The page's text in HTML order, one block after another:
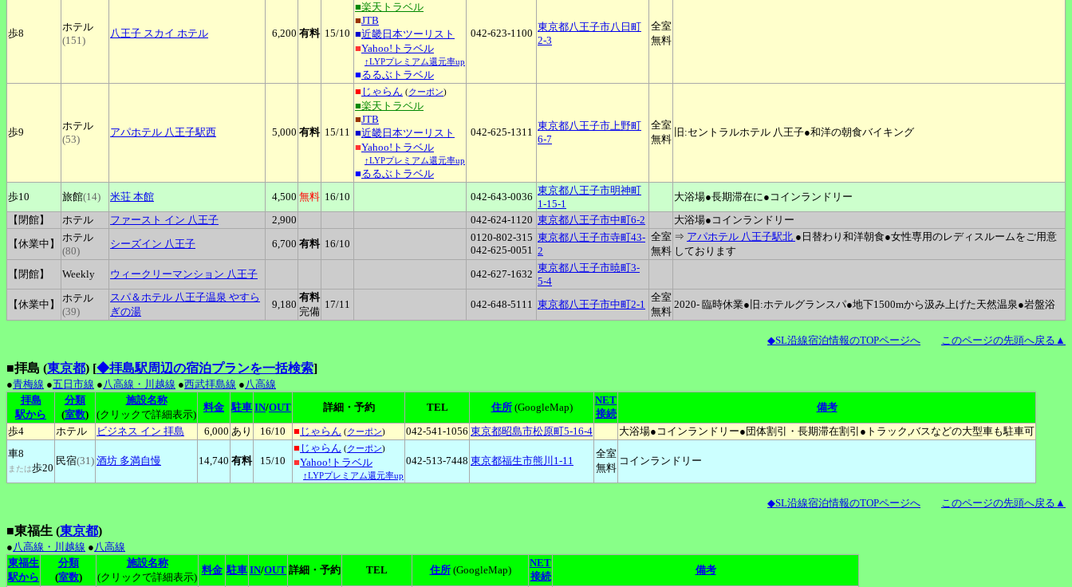
歩8
ホテル
(151)
八王子 スカイ ホテル 6,200 有料 15/10
■楽天トラベル
■JTB
■近畿日本ツーリスト
■Yahoo!トラベル
↑LYPプレミアム還元率up
■るるぶトラベル
042-623-1100
東京都八王子市八日町
2-3
全室
無料
歩9
ホテル
(53)
アパホテル 八王子駅西 5,000 有料 15/11
■ じゃらん (クーポン)
■楽天トラベル
■JTB
■近畿日本ツーリスト
■Yahoo!トラベル
↑LYPプレミアム還元率up
■るるぶトラベル
042-625-1311
東京都八王子市上野町
6-7
全室
無料
旧:セントラルホテル 八王子●和洋の朝食バイキング
歩10 旅館(14) 米荘 本館 4,500 無料 16/10 042-643-0036
東京都八王子市明神町
1-15-1
大浴場●長期滞在に●コインランドリー
【閉館】
ホテル ファースト イン 八王子 2,900 042-624-1120 東京都八王子市中町6-2
大浴場●コインランドリー
【休業中】
ホテル
(80)
シーズイン 八王子 6,700 有料 16/10
0120-802-315
042-625-0051
東京都八王子市寺町43-
2
全室
無料
⇒ アパホテル 八王子駅北 ●日替わり和洋朝食●女性専用のレディスルームをご用意
しております
【閉館】
Weekly ウィークリーマンション 八王子 042-627-1632
東京都八王子市暁町3-
5-4
【休業中】
ホテル
(39)
スパ＆ホテル 八王子温泉 やすら
ぎの湯
9,180
有料
完備
17/11 042-648-5111 東京都八王子市中町2-1
全室
無料
2020- 臨時休業●旧:ホテルグランスパ●地下1500mから汲み上げた天然温泉●岩盤浴
◆SL沿線宿泊情報のTOPページへ このページの先頭へ戻る▲
■拝島 (東京都) [◆拝島駅周辺の宿泊プランを一括検索]
●青梅線 ●五日市線 ●八高線・川越線 ●西武拝島線 ●八高線
拝島
駅から
分類
(室数)
施設名称
(クリックで詳細表示)
料金 駐車 IN/OUT 詳細・予約 TEL 住所(GoogleMap)
NET
接続
備考
歩4
ホテル ビジネス イン 拝島 6,000 あり 16/10 ■ じゃらん (クーポン) 042-541-1056 東京都昭島市松原町5-16-4
大浴場●コインランドリー●団体割引・長期滞在割引●トラック,バスなどの大型車も駐車可
車8
または歩20
民宿(31) 酒坊 多満自慢 14,740 有料 15/10
■ じゃらん (クーポン)
■Yahoo!トラベル
↑LYPプレミアム還元率up
042-513-7448 東京都福生市熊川1-11
全室
無料
コインランドリー
◆SL沿線宿泊情報のTOPページへ このページの先頭へ戻る▲
■東福生 (東京都)
●八高線・川越線 ●八高線
東福生
駅から
分類
(室数)
施設名称
(クリックで詳細表示)
料金 駐車 IN/OUT 詳細・予約 TEL 住所(GoogleMap)
NET
接続
備考